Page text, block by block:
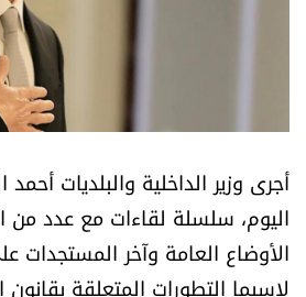
خاص الموقع
كتّابنا
تحت المجهر
أجرى وزير الداخلية والبلديات
اليوم، سلسلة لقاءات مع عدد من
الأوضاع العامة وآخر المستجدات
لاسيما التطورات المتعلقة